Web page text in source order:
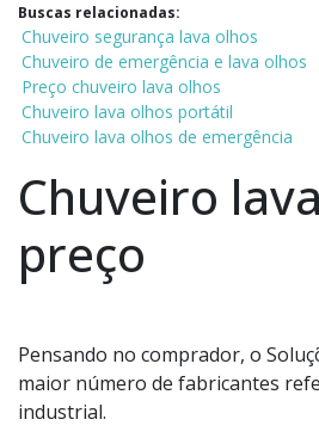
Buscas relacionadas:
Chuveiro segurança lava olhos
Chuveiro de emergência e lava olhos
Preço chuveiro lava olhos
Chuveiro lava olhos portátil
Chuveiro lava olhos de emergência
Chuveiro
preço
Pensando no comprador, o
maior número de fabricantes
industrial.